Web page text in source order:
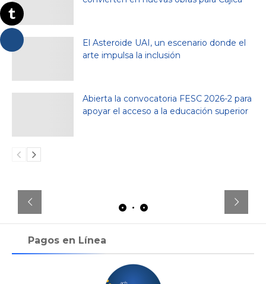
El Asteroide UAI, un escenario donde el
arte impulsa la inclusión
Abierta la convocatoria FESC 2026-2 para
apoyar el acceso a la educación superior
Pagos en Línea